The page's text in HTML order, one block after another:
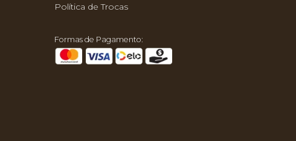
Política de Trocas
Formas de Pagamento: